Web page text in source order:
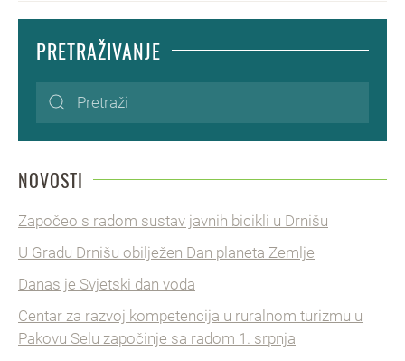
PRETRAŽIVANJE
NOVOSTI
Započeo s radom sustav javnih bicikli u Drnišu
U Gradu Drnišu obilježen Dan planeta Zemlje
Danas je Svjetski dan voda
Centar za razvoj kompetencija u ruralnom turizmu u
Pakovu Selu započinje sa radom 1. srpnja